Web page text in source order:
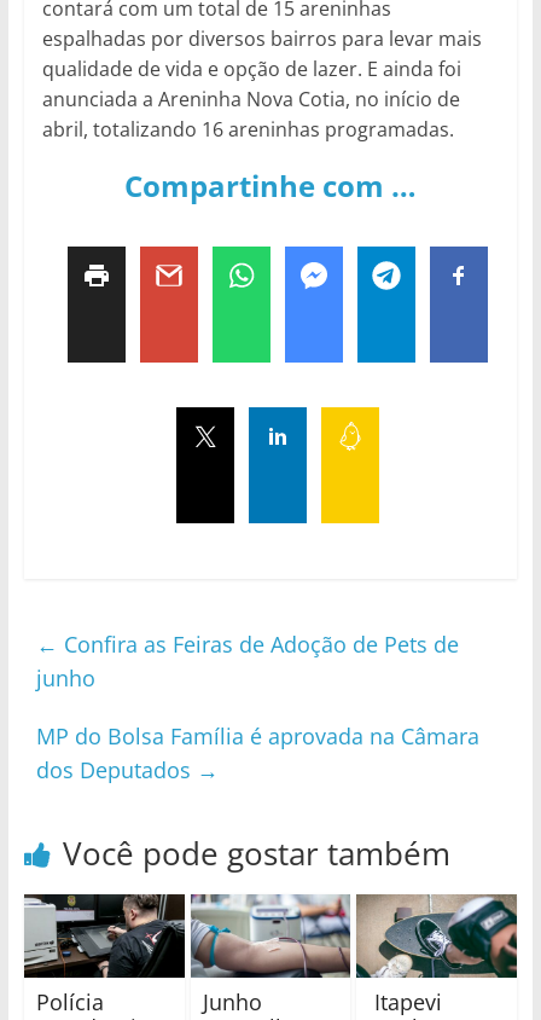
contará com um total de 15 areninhas
espalhadas por diversos bairros para levar mais
qualidade de vida e opção de lazer. E ainda foi
anunciada a Areninha Nova Cotia, no início de
abril, totalizando 16 areninhas programadas.
Compartinhe com …
← Confira as Feiras de Adoção de Pets de
junho
MP do Bolsa Família é aprovada na Câmara
dos Deputados →
Você pode gostar também
Polícia
Junho
Itapevi